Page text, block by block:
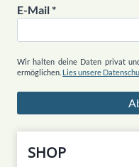
E-Mail*
Wir halten deine Daten privat
ermöglichen. Lies unsere
SHOP